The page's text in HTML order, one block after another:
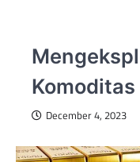
Komoditas
December 4, 2023